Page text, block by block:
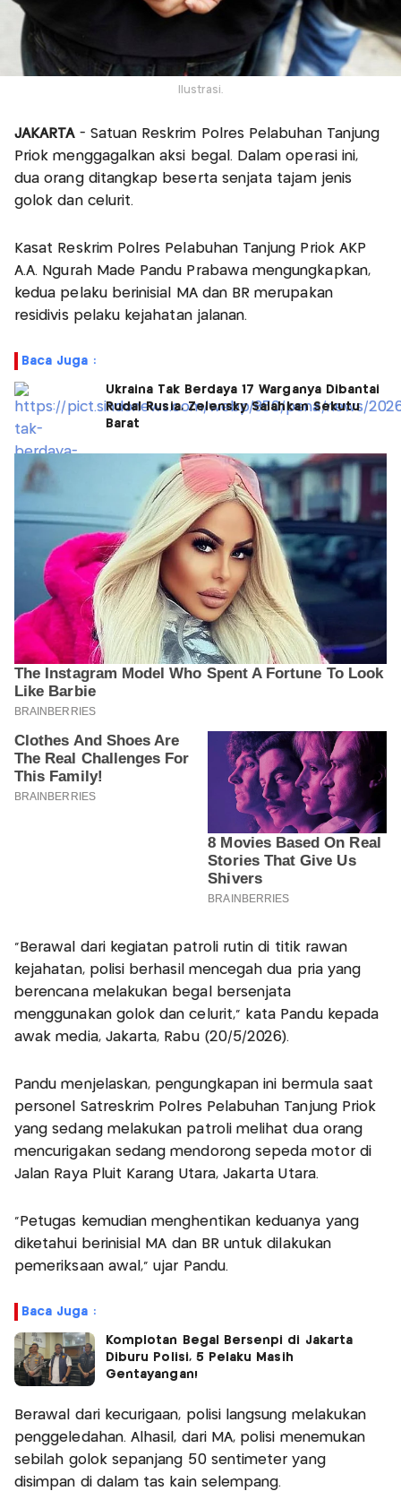
Ilustrasi.
JAKARTA - Satuan Reskrim Polres Pelabuhan Tanjung
Priok menggagalkan aksi begal. Dalam operasi ini,
dua orang ditangkap beserta senjata tajam jenis
golok dan celurit.
Kasat Reskrim Polres Pelabuhan Tanjung Priok AKP
A.A. Ngurah Made Pandu Prabawa mengungkapkan,
kedua pelaku berinisial MA dan BR merupakan
residivis pelaku kejahatan jalanan.
Baca Juga :
Ukraina Tak Berdaya 17 Warganya Dibantai
Rudal Rusia, Zelensky Salahkan Sekutu
Barat
"Berawal dari kegiatan patroli rutin di titik rawan
kejahatan, polisi berhasil mencegah dua pria yang
berencana melakukan begal bersenjata
menggunakan golok dan celurit," kata Pandu kepada
awak media, Jakarta, Rabu (20/5/2026).
Pandu menjelaskan, pengungkapan ini bermula saat
personel Satreskrim Polres Pelabuhan Tanjung Priok
yang sedang melakukan patroli melihat dua orang
mencurigakan sedang mendorong sepeda motor di
Jalan Raya Pluit Karang Utara, Jakarta Utara.
"Petugas kemudian menghentikan keduanya yang
diketahui berinisial MA dan BR untuk dilakukan
pemeriksaan awal," ujar Pandu.
Baca Juga :
Komplotan Begal Bersenpi di Jakarta
Diburu Polisi, 5 Pelaku Masih
Gentayangan!
Berawal dari kecurigaan, polisi langsung melakukan
penggeledahan. Alhasil, dari MA, polisi menemukan
sebilah golok sepanjang 50 sentimeter yang
disimpan di dalam tas kain selempang.